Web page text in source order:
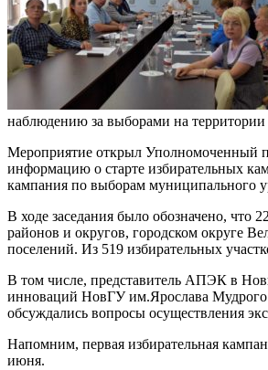
наблюдению за выборами на территории
Мероприятие открыл Уполномоченный
информацию о старте избирательных
кампания по выборам муниципального
В ходе заседания было обозначено,
районов и округов, городском округе
поселений. Из 519 избирательных
В том числе, представитель АПЭК в
инноваций НовГУ им.Ярослава Мудрого
обсуждались вопросы осуществления
Напомним, первая избирательная
июня.